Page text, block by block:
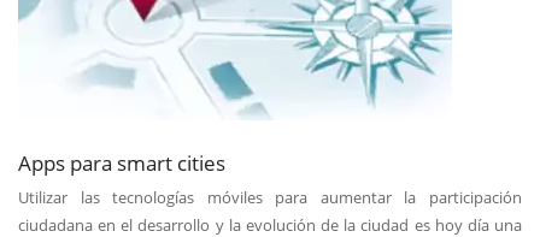
Apps para smart cities
Utilizar las tecnologías móviles para aumentar la participación
ciudadana en el desarrollo y la evolución de la ciudad es hoy día una